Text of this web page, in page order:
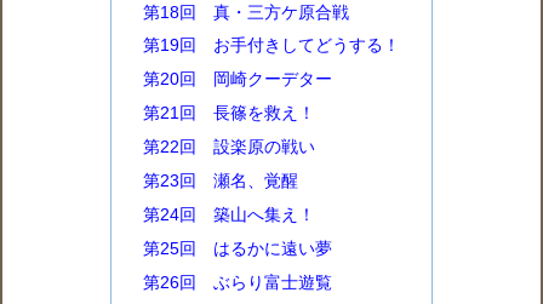
第18回 真・三方ケ原合戦
第19回 お手付きしてどうする！
第20回 岡崎クーデター
第21回 長篠を救え！
第22回 設楽原の戦い
第23回 瀬名、覚醒
第24回 築山へ集え！
第25回 はるかに遠い夢
第26回 ぶらり富士遊覧